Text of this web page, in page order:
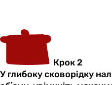
Крок 2
У глибоку сковорідку